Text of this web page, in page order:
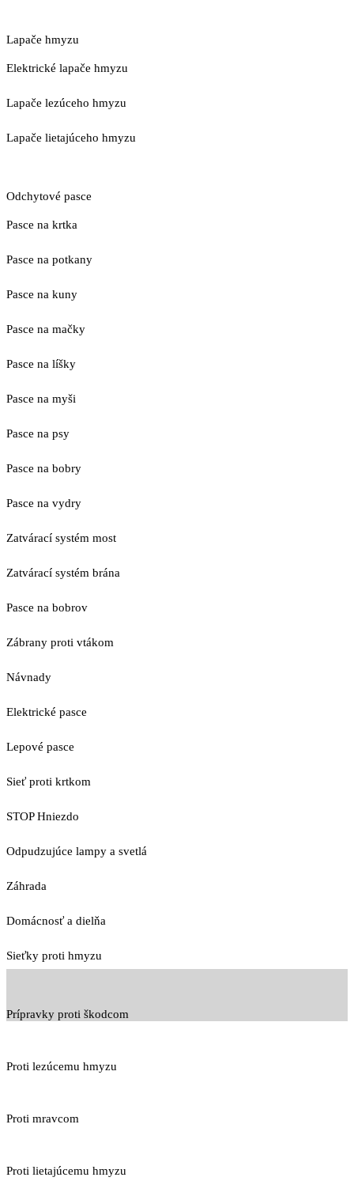
Lapače hmyzu
Elektrické lapače hmyzu
Lapače lezúceho hmyzu
Lapače lietajúceho hmyzu
Odchytové pasce
Pasce na krtka
Pasce na potkany
Pasce na kuny
Pasce na mačky
Pasce na líšky
Pasce na myši
Pasce na psy
Pasce na bobry
Pasce na vydry
Zatvárací systém most
Zatvárací systém brána
Pasce na bobrov
Zábrany proti vtákom
Návnady
Elektrické pasce
Lepové pasce
Sieť proti krtkom
STOP Hniezdo
Odpudzujúce lampy a svetlá
Záhrada
Domácnosť a dielňa
Sieťky proti hmyzu
Prípravky proti škodcom
Proti lezúcemu hmyzu
Proti mravcom
Proti lietajúcemu hmyzu